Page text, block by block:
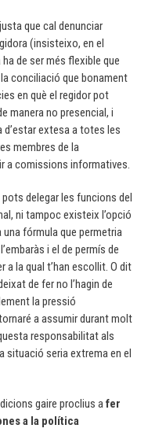
que cal denunciar
(insisteixo, en el
de ser més flexible que
conciliació que bonament
en què el regidor pot
manera no presencial, i
extesa a totes les
membres de la
a comissions informatives.
delegar les funcions del
ni tampoc existeix l’opció
fórmula que permetria
i el de permís de
a la qual t’han escollit. O dit
de fer no l’hagin de
la pressió
a assumir durant molt
responsabilitat als
situació seria extrema en el
gaire proclius afer
a la política